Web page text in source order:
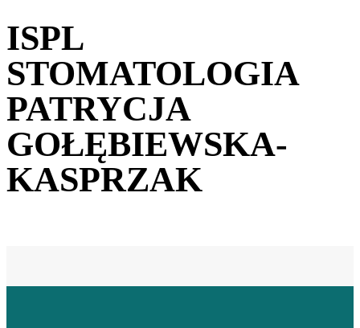
ISPL
STOMATOLOGIA
PATRYCJA
GOŁĘBIEWSKA-
KASPRZAK